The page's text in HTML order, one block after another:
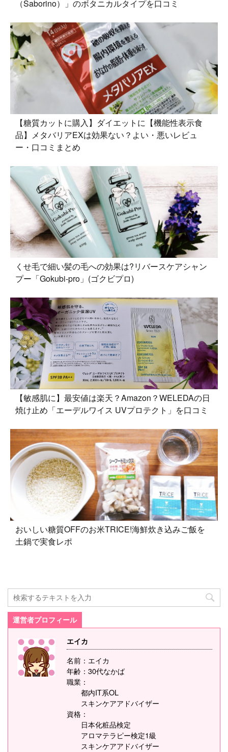
（Saborino）」のボタニカルタイプを口コミ
【糖質カットに購入】ダイエットに【機能性表示食
品】メタバリアEXは効果ない？よい・悪いレビュ
ー・口コミまとめ
くせ毛で細い髪の毛への効果は?リバースケアシャン
プー「Gokubi-pro」(ゴクビプロ)
【敏感肌に】最安値は楽天？Amazon？WELEDAの日
焼け止め「エーデルワイス UVプロテクト」を口コミ
おいしい糖質OFFのお米TRICE!海鮮炊き込みご飯を
土鍋で実食レポ
運営者プロフィール
エイカ
名前：エイカ
年齢：30代なかば
職業：
都内IT系OL
スキンケアアドバイザー
資格：
日本化粧品検定
アロマテラピー検定1級
スキンケアアドバイザー